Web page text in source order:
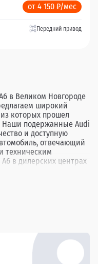
от 4 150 ₽/мес
Передний привод
в Великом Новгороде
широкий
которых прошел
Наши подержанные Audi
и доступную
отвечающий
техническим
в дилерских центрах